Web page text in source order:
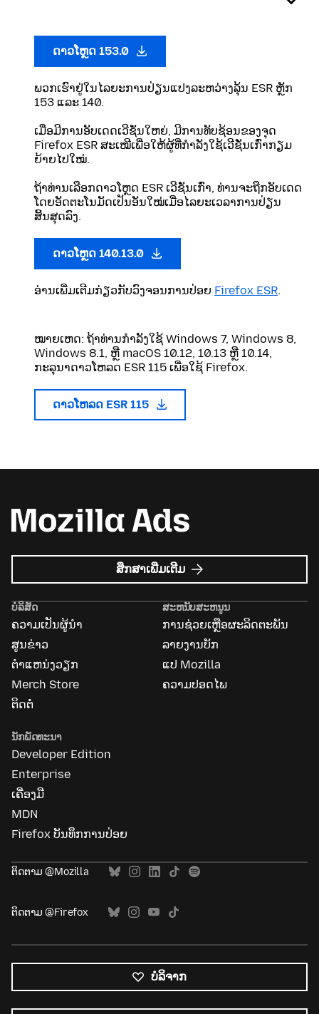
ດາວໂຫຼດ 153.0
ພວກເຮົາຢູ່ໃນໄລຍະການປ່ຽນແປງລະຫວ່າງລຸ້ນ ESR ຫຼັກ
153 ແລະ 140.
ເມື່ອມີການອັບເດດເວີຊັ່ນໃຫຍ່, ມີການທັບຊ້ອນຂອງຈຸດ
Firefox ESR ສະເໝີເພື່ອໃຫ້ຜູ້ທີ່ກຳລັງໃຊ້ເວີຊັ່ນເກົ່າກຽມ
ຍ້າຍໄປໃໝ່.
ຖ້າທ່ານເລືອກດາວໂຫຼດ ESR ເວີຊັ່ນເກົ່າ, ທ່ານຈະຖືກອັບເດດ
ໂດຍອັດຕະໂນມັດເປັນອັນໃໝ່ເມື່ອໄລຍະເວລາການປ່ຽນ
ສິ້ນສຸດລົງ.
ດາວໂຫຼດ 140.13.0
ອ່ານເພີ່ມເຕີມກ່ຽວກັບວົງຈອນການປ່ອຍ Firefox ESR.
ໝາຍເຫດ: ຖ້າທ່ານກໍາລັງໃຊ້ Windows 7, Windows 8,
Windows 8.1, ຫຼື macOS 10.12, 10.13 ຫຼື 10.14,
ກະລຸນາດາວໂຫລດ ESR 115 ເພື່ອໃຊ້ Firefox.
ດາວໂຫລດ ESR 115
ສຶກສາເພີ່ມເຕີມ ກ່ຽວກັບ
Mozilla
ບໍລິສັດ
ຄວາມເປັນຜູ້ນຳ
ສູນຂ່າວ
ຕຳແຫນ່ງວຽກ
Merch Store
ຕິດຕໍ່
ສະຫນັບສະຫນູນ
ການຊ່ວຍເຫຼືອຜະລິດຕະພັນ
ລາຍງານບັກ
ແປ Mozilla
ຄວາມປອດໄພ
ນັກພັດທະນາ
Developer Edition
Enterprise
ເຄື່ອງມື
MDN
Firefox ບັນທຶກການປ່ອຍ
ຕິດຕາມ @Mozilla
ຕິດຕາມ @Firefox
ບໍລິຈາກ